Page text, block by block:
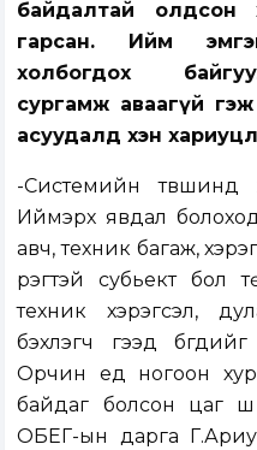
байдалтай олдсон
гарсан. Ийм
холбогдох
сургамж аваагүй
асуудалд хэн
-Системийн түвшинд
Иймэрхүү явдал
авч, техник багаж,
үүрэгтэй субьект бол
техник хэрэгсэл,
бэхлэгч гээд бүгдийг
Орчин үед ногоон
байдаг болсон цаг
ОБЕГ-ын дарга